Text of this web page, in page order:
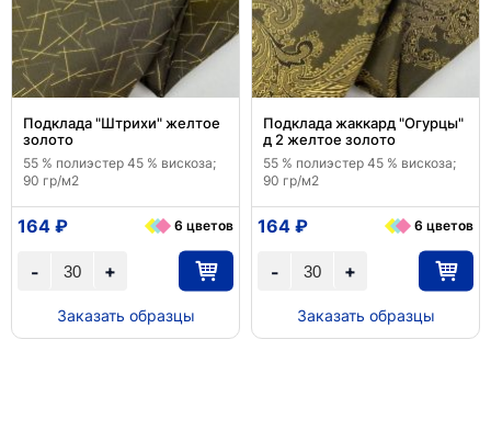
Подклада "Штрихи" желтое
золото
55 % полиэстер 45 % вискоза;
90 гр/м2
+
-
164 ₽ 6 цветов
Заказать образцы
Подклада жаккард "Огурцы"
д 2 желтое золото
55 % полиэстер 45 % вискоза;
90 гр/м2
+
-
164 ₽ 6 цветов
Заказать образцы